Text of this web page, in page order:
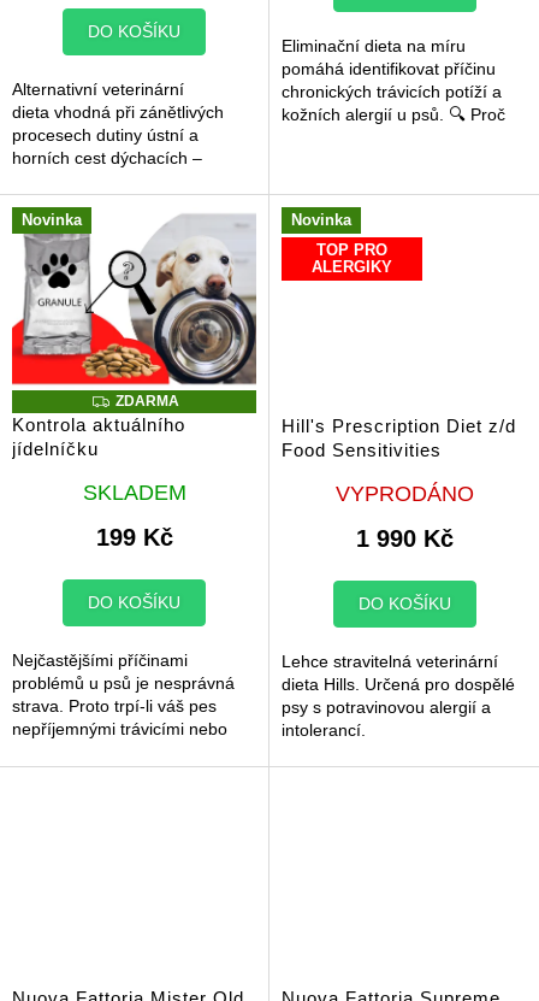
DO KOŠÍKU
Alternativní veterinární
dieta vhodná při zánětlivých
procesech dutiny ústní a
horních cest dýchacích –
produkty.
Eliminační dieta na míru
pomáhá identifikovat příčinu
chronických trávicích potíží a
kožních alergií u psů. 🔍 Proč
Novinka
Z
D
A
A
ZDARMA
Kontrola aktuálního
jídelníčku
Průměrné
hodnocení
produktu
je
z
SKLADEM
199 Kč
DO KOŠÍKU
Nejčastějšími příčinami
problémů u psů je nesprávná
strava. Proto trpí-li váš pes
nepříjemnými trávicími nebo
Novinka
TOP PRO
ALERGIKY
Hill's Prescription Diet z/d
Food Sensitivities
Průměrné
hodnocení
produktu
je
z
VYPRODÁNO
1 990 Kč
DO KOŠÍKU
Lehce stravitelná veterinární
dieta Hills. Určená pro dospělé
psy s potravinovou alergií a
intolerancí.